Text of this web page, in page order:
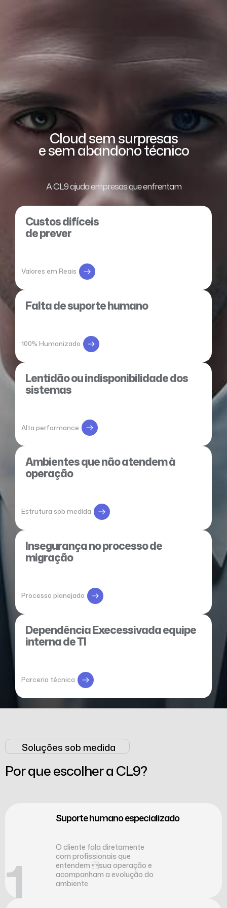
Cloud sem surpresas
e sem abandono técnico
A CL9 ajuda empresas que enfrentam
Custos difíceis
de prever
Valores em Reais
Falta de suporte humano
100% Humanizado
Lentidão ou indisponibilidade dos
sistemas
Alta performance
Ambientes que não atendem à
operação
Estrutura sob medida
Insegurança no processo de
migração
Processo planejado
Dependência Execessivada equipe
interna de TI
Parceria técnica
Soluções sob medida
Por que escolher a CL9?
Suporte humano especializado
O cliente fala diretamente
com profissionais que
entendem sua operação e
acompanham a evolução do
ambiente.